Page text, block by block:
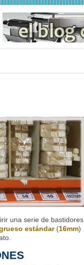
una serie de bastidores
estándar(16mm)